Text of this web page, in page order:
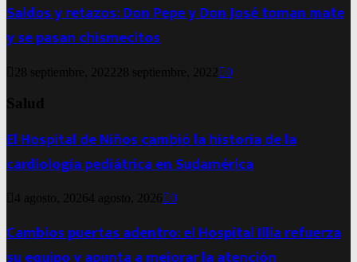
Saldos y retazos: Don Pepe y Don José toman mate
y se pasan chismecitos
28 septiembre, 2022 28 septiembre, 2022 0
Salud
El Hospital de Niños cambió la historia de la
cardiología pediátrica en Sudamérica
4 agosto, 20264 agosto, 2026 0
Cambios puertas adentro: el Hospital Illia refuerza